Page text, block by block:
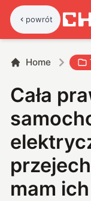
powrót
Home
Cała
mam